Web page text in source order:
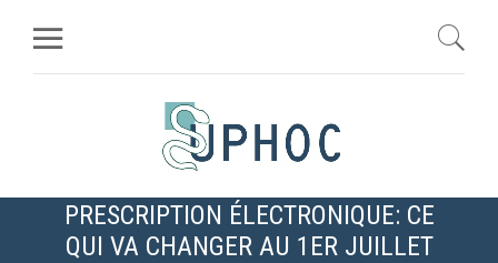
PRESCRIPTION ÉLECTRONIQUE: CE
QUI VA CHANGER AU 1ER JUILLET